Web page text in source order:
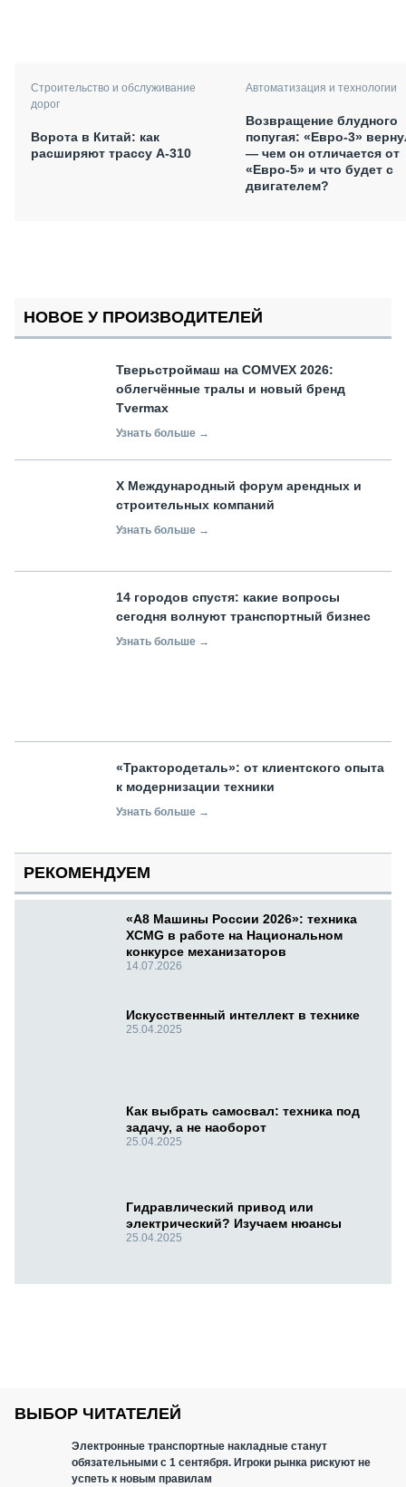
Строительство и обслуживание
дорог
Ворота в Китай: как
расширяют трассу А-310
Автоматизация и технологии
Возвращение блудного
попугая: «Евро-3»
— чем он отличается от
«Евро-5» и что будет с
двигателем?
НОВОЕ У ПРОИЗВОДИТЕЛЕЙ
Тверьстроймаш на COMVEX 2026:
облегчённые тралы и новый бренд
Tvermax
Узнать больше →
X Международный форум арендных и
строительных компаний
Узнать больше →
14 городов спустя: какие вопросы
сегодня волнуют транспортный бизнес
Узнать больше →
«Трактородеталь»: от клиентского опыта
к модернизации техники
Узнать больше →
РЕКОМЕНДУЕМ
«А8 Машины России 2026»: техника
XCMG в работе на Национальном
конкурсе механизаторов
14.07.2026
Искусственный интеллект в технике
25.04.2025
Как выбрать самосвал: техника под
задачу, а не наоборот
25.04.2025
Гидравлический привод или
электрический? Изучаем нюансы
25.04.2025
ВЫБОР ЧИТАТЕЛЕЙ
Электронные транспортные накладные станут
обязательными с 1 сентября. Игроки рынка рискуют не
успеть к новым правилам